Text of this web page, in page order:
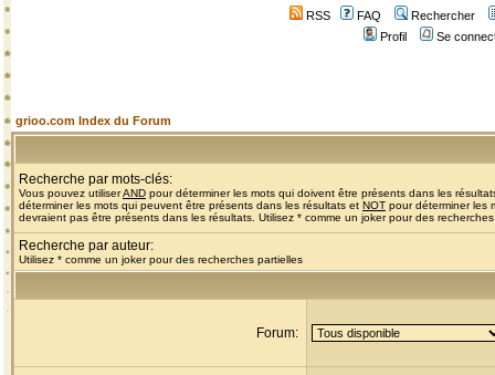
RSS FAQ
Rechercher
Profil
Se
grioo.com Index du Forum
Recherche par mots-clés:
Vous pouvez utiliserAND pour déterminer les mots qui doivent être présents dans les
déterminer les mots qui peuvent être présents dans les résultats et NOT pour déterminer les
devraient pas être présents dans les résultats. Utilisez * comme un joker pour des
Recherche par auteur:
Utilisez * comme un joker pour des recherches partielles
Forum: